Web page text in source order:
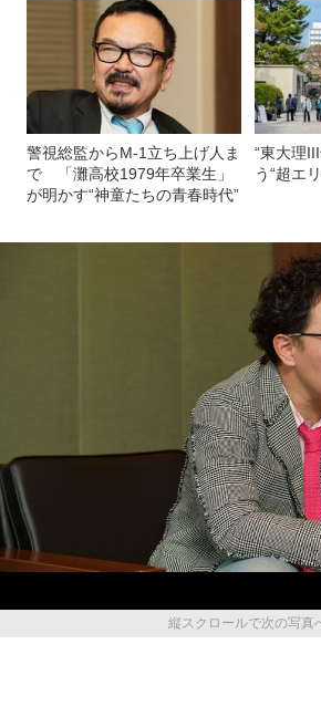
警視総監からM-1立ち上げ人ま
で 「灘高校1979年卒業生」
が明かす“神童たちの青春時代”
“東大理
う“超エ
縦スクロールで次の写真